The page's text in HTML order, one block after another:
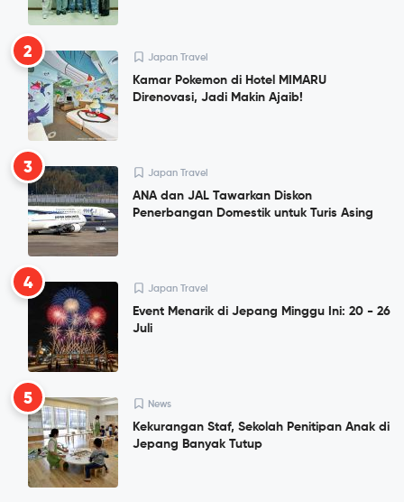
2 Japan Travel
Kamar Pokemon di Hotel MIMARU
Direnovasi, Jadi Makin Ajaib!
3 Japan Travel
ANA dan JAL Tawarkan Diskon
Penerbangan Domestik untuk Turis Asing
4 Japan Travel
Event Menarik di Jepang Minggu Ini: 20 - 26
Juli
5 News
Kekurangan Staf, Sekolah Penitipan Anak di
Jepang Banyak Tutup